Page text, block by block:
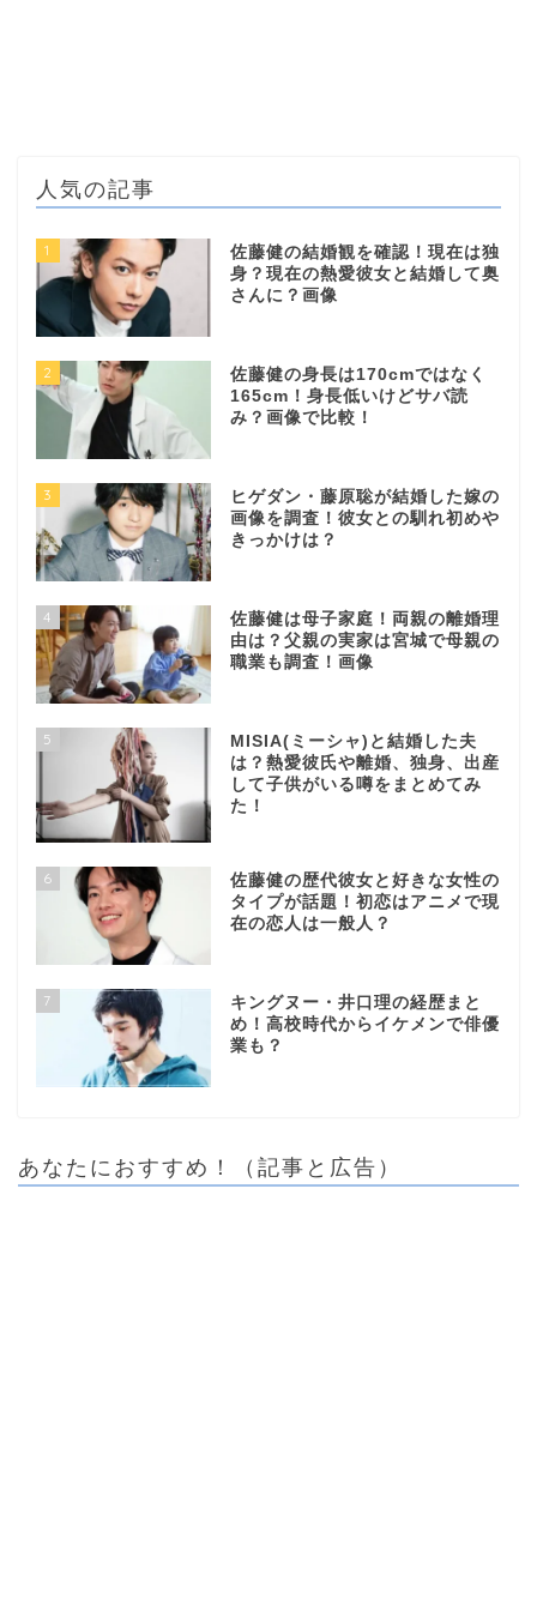
人気の記事
1
佐藤健の結婚観を確認！現在は独
身？現在の熱愛彼女と結婚して奥
さんに？画像
2
佐藤健の身長は170cmではなく
165cm！身長低いけどサバ読
み？画像で比較！
3
ヒゲダン・藤原聡が結婚した嫁の
画像を調査！彼女との馴れ初めや
きっかけは？
4
佐藤健は母子家庭！両親の離婚理
由は？父親の実家は宮城で母親の
職業も調査！画像
5
MISIA(ミーシャ)と結婚した夫
は？熱愛彼氏や離婚、独身、出産
して子供がいる噂をまとめてみ
た！
6
佐藤健の歴代彼女と好きな女性の
タイプが話題！初恋はアニメで現
在の恋人は一般人？
7
キングヌー・井口理の経歴まと
め！高校時代からイケメンで俳優
業も？
あなたにおすすめ！（記事と広告）